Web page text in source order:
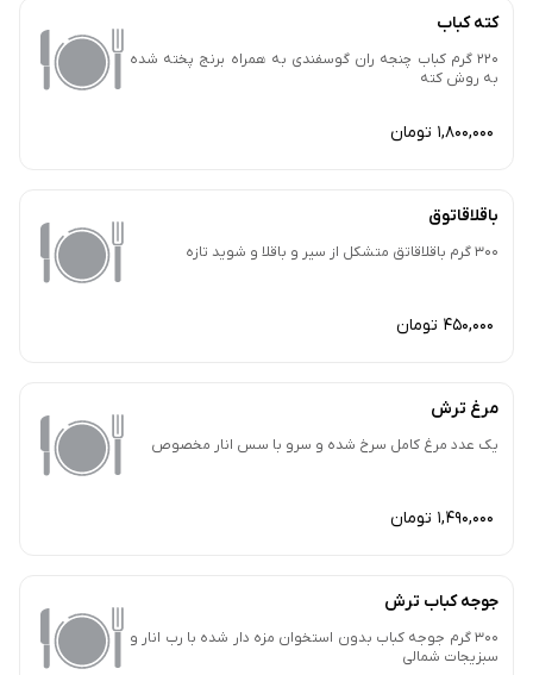
کته کباب
220 گرم کباب چنجه ران گوسفندی به همراه برنج پخته شده
به روش کته
1,800,000 تومان
باقلاقاتوق
300 گرم باقلاقاتق متشکل از سیر و باقلا و شوید تازه
450,000 تومان
مرغ ترش
یک عدد مرغ کامل سرخ شده و سرو با سس انار مخصوص
1,490,000 تومان
جوجه کباب ترش
300 گرم جوجه کباب بدون استخوان مزه دار شده با رب انار و
سبزیجات شمالی